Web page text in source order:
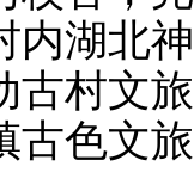
内湖北
古村文
古色文